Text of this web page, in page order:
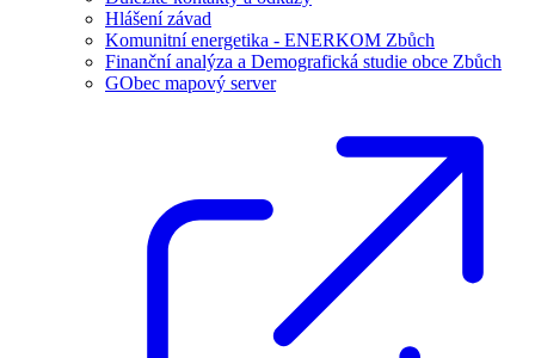
Hlášení závad
Komunitní energetika - ENERKOM Zbůch
Finanční analýza a Demografická studie obce Zbůch
GObec mapový server